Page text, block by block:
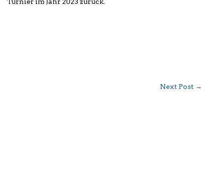
Next Post →